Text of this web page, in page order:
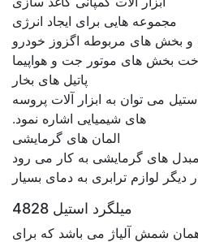
مجموعه هایی برای ایجاد انرژی
بخش های مربوطه اگزوز خودرو
بخش های موتور جت و هواپیما
پاتیل های بخار
می توان به ابزار آلات پروسه
های شیمیایی اشاره نمود.
المان های گرمایشی
های گرمایشی به کار می رود
دیگر لوازم ترابری به دمای بسیار
میلگرد استیل 4828
شمش آلیاژ می باشد که برای